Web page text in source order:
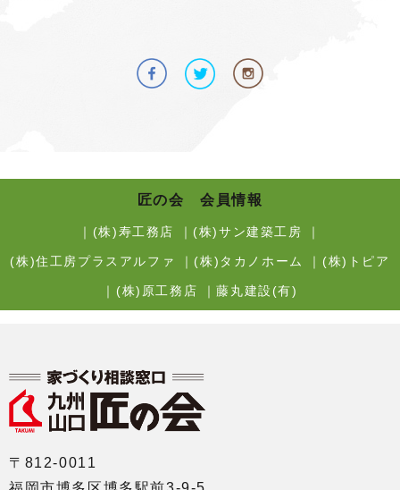
匠の会 会員情報
｜ (株)寿工務店 ｜ (株)サン建築工房 ｜
(株)住工房プラスアルファ ｜ (株)タカノホーム ｜ (株)トピア
｜ (株)原工務店 ｜藤丸建設(有)
〒812-0011